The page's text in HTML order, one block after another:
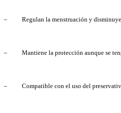
– Regulan la menstruación y disminuye
– Mantiene la protección aunque se
– Compatible con el uso del